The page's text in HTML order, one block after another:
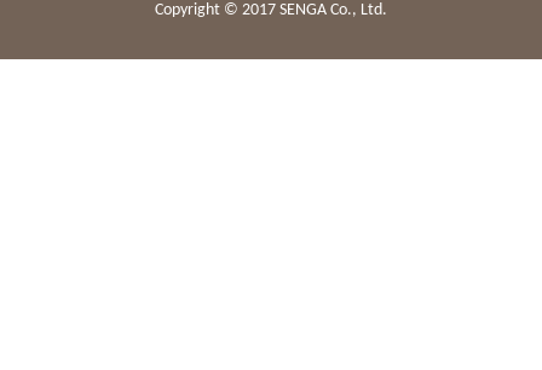
Copyright © 2017 SENGA Co., Ltd.